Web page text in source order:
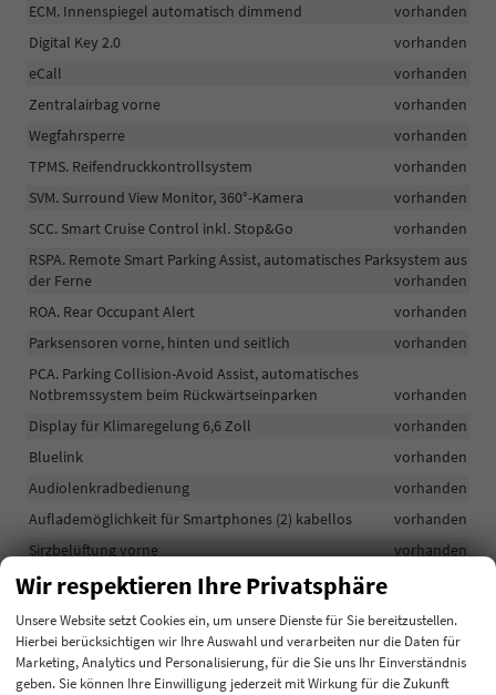
ECM. Innenspiegel automatisch dimmend
vorhanden
Digital Key 2.0
vorhanden
eCall
vorhanden
Zentralairbag vorne
vorhanden
Wegfahrsperre
vorhanden
TPMS. Reifendruckkontrollsystem
vorhanden
SVM. Surround View Monitor, 360°-Kamera
vorhanden
SCC. Smart Cruise Control inkl. Stop&Go
vorhanden
RSPA. Remote Smart Parking Assist, automatisches Parksystem aus
der Ferne
vorhanden
ROA. Rear Occupant Alert
vorhanden
Parksensoren vorne, hinten und seitlich
vorhanden
PCA. Parking Collision-Avoid Assist, automatisches
Notbremssystem beim Rückwärtseinparken
vorhanden
Display für Klimaregelung 6,6 Zoll
vorhanden
Bluelink
vorhanden
Audiolenkradbedienung
vorhanden
Auflademöglichkeit für Smartphones (2) kabellos
vorhanden
Sirzbelüftung vorne
vorhanden
Rücksitzbank teilumklappbar 60:40
Polsterung: Leder
vorhanden
Fahrersitz mit elektrisch verstellbarer Lendenstütze
vorhanden
Fahrersitz mit Memoryfunktion
vorhanden
Wir respektieren Ihre Privatsphäre
Unsere Website setzt Cookies ein, um unsere Dienste für Sie bereitzustellen.
Hierbei berücksichtigen wir Ihre Auswahl und verarbeiten nur die Daten für
Marketing, Analytics und Personalisierung, für die Sie uns Ihr Einverständnis
geben. Sie können Ihre Einwilligung jederzeit mit Wirkung für die Zukunft